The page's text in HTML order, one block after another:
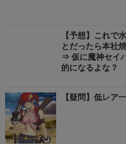
【予想】これで
とだったら本社
⇒ 仮に魔神セイ
的になるよな？
【疑問】低レア